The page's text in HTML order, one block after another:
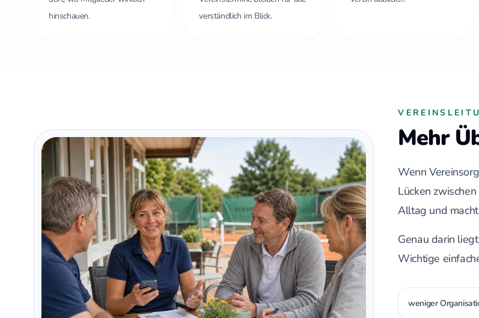
hinschauen.
verständlich im Blick.
Mehr
Wenn
Lücken
Alltag und
Genau darin
Wichtige
weniger